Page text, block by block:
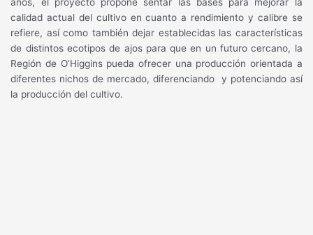
calidad actual del cultivo en cuanto a rendimiento y calibre se
refiere, así como también dejar establecidas las características
de distintos ecotipos de ajos para que en un futuro cercano, la
Región de O’Higgins pueda ofrecer una producción orientada a
diferentes nichos de mercado, diferenciando
y potenciando así
la producción del cultivo.